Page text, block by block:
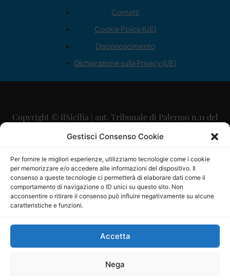
Gestisci Consenso Cookie
Per fornire le migliori esperienze, utilizziamo tecnologie come i cookie
per memorizzare e/o accedere alle informazioni del dispositivo. Il
consenso a queste tecnologie ci permetterà di elaborare dati come il
comportamento di navigazione o ID unici su questo sito. Non
acconsentire o ritirare il consenso può influire negativamente su alcune
caratteristiche e funzioni.
Accetta
Nega
Contatti
Cookie Policy (UE)
Disconoscimento
Dichiarazione sulla Privacy (UE)
Copyright © ilSicilia | aut. Tribunale di Palermo n.11 del
29/09/2015
Direttore Editoriale: Maurizio Scaglione
Direttore Responsabile: Maria Calabrese
P.IVA: 06334930820
Mercurio Comunicazione Società Cooperativa a r.l. è
iscritta al Registro degli Operatori di Comunicazione al